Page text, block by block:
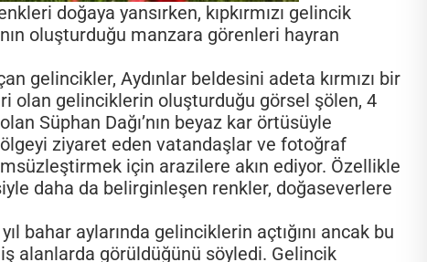
doğaya yansırken, kıpkırmızı gelincik
oluşturduğu manzara görenleri hayran
gelincikler, Aydınlar beldesini adeta kırmızı bir
olan gelinciklerin oluşturduğu görsel şölen, 4
Süphan Dağı’nın beyaz kar örtüsüyle
ziyaret eden vatandaşlar ve fotoğraf
için arazilere akın ediyor. Özellikle
daha da belirginleşen renkler, doğaseverlere
bahar aylarında gelinciklerin açtığını ancak bu
alanlarda görüldüğünü söyledi. Gelincik